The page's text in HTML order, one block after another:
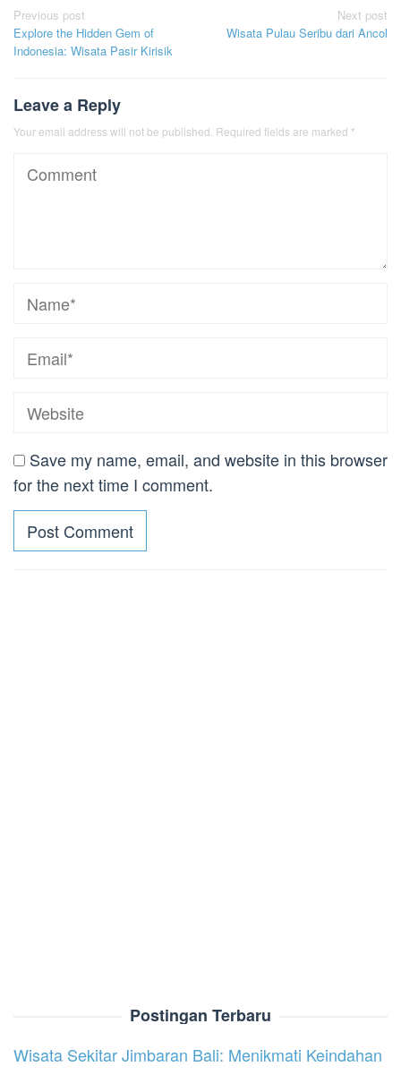
Post
navigation
Previous post
Explore the Hidden Gem of
Indonesia: Wisata Pasir Kirisik
Next post
Wisata Pulau Seribu dari Ancol
Leave a Reply
Your email address will not be published. Required fields are marked *
Save my name, email, and website in this browser
for the next time I comment.
Postingan Terbaru
Wisata Sekitar Jimbaran Bali: Menikmati Keindahan